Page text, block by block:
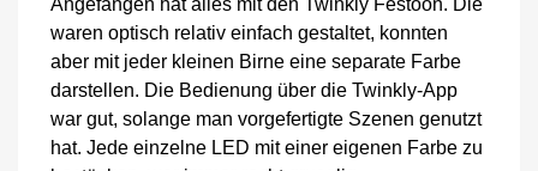
waren optisch relativ einfach gestaltet, konnten
aber mit jeder kleinen Birne eine separate Farbe
darstellen. Die Bedienung über die Twinkly-App
war gut, solange man vorgefertigte Szenen genutzt
hat. Jede einzelne LED mit einer eigenen Farbe zu